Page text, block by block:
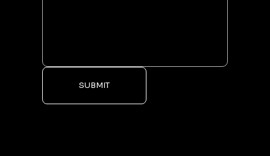
SUBMIT